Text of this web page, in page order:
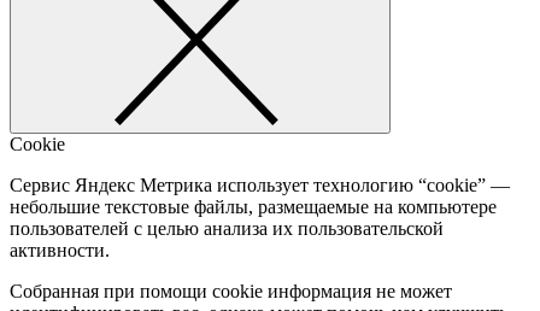
Cookie
Сервис Яндекс Метрика использует технологию “cookie” —
небольшие текстовые файлы, размещаемые на компьютере
пользователей с целью анализа их пользовательской
активности.
Собранная при помощи cookie информация не может